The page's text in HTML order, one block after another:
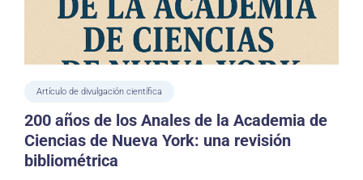
Artículo de divulgación científica
200 años de los Anales de la Academia de
Ciencias de Nueva York: una revisión
bibliométrica